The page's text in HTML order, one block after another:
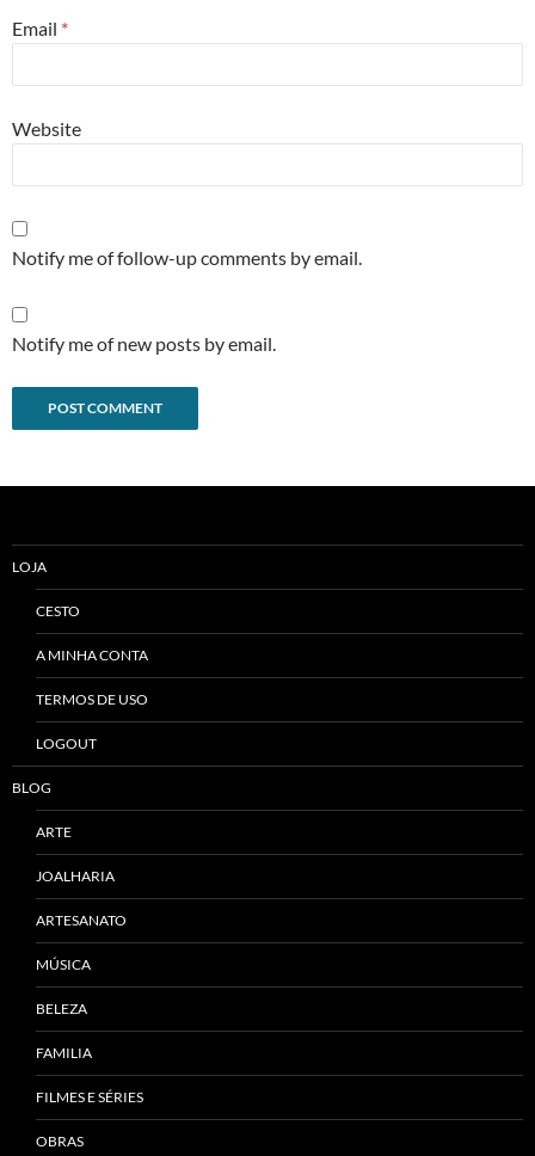
Email *
Website
Notify me of follow-up comments by email.
Notify me of new posts by email.
LOJA
CESTO
A MINHA CONTA
TERMOS DE USO
LOGOUT
BLOG
ARTE
JOALHARIA
ARTESANATO
MÚSICA
BELEZA
FAMILIA
FILMES E SÉRIES
OBRAS